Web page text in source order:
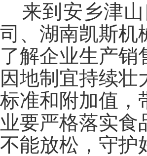
来到安乡津
司、湖南凯斯机
了解企业生产销
因地制宜持续
标准和附加值，
业要严格落实食
不能放松，守护